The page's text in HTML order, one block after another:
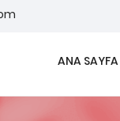
ANA SAYFA